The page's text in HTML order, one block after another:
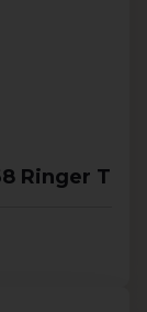
Ringer T